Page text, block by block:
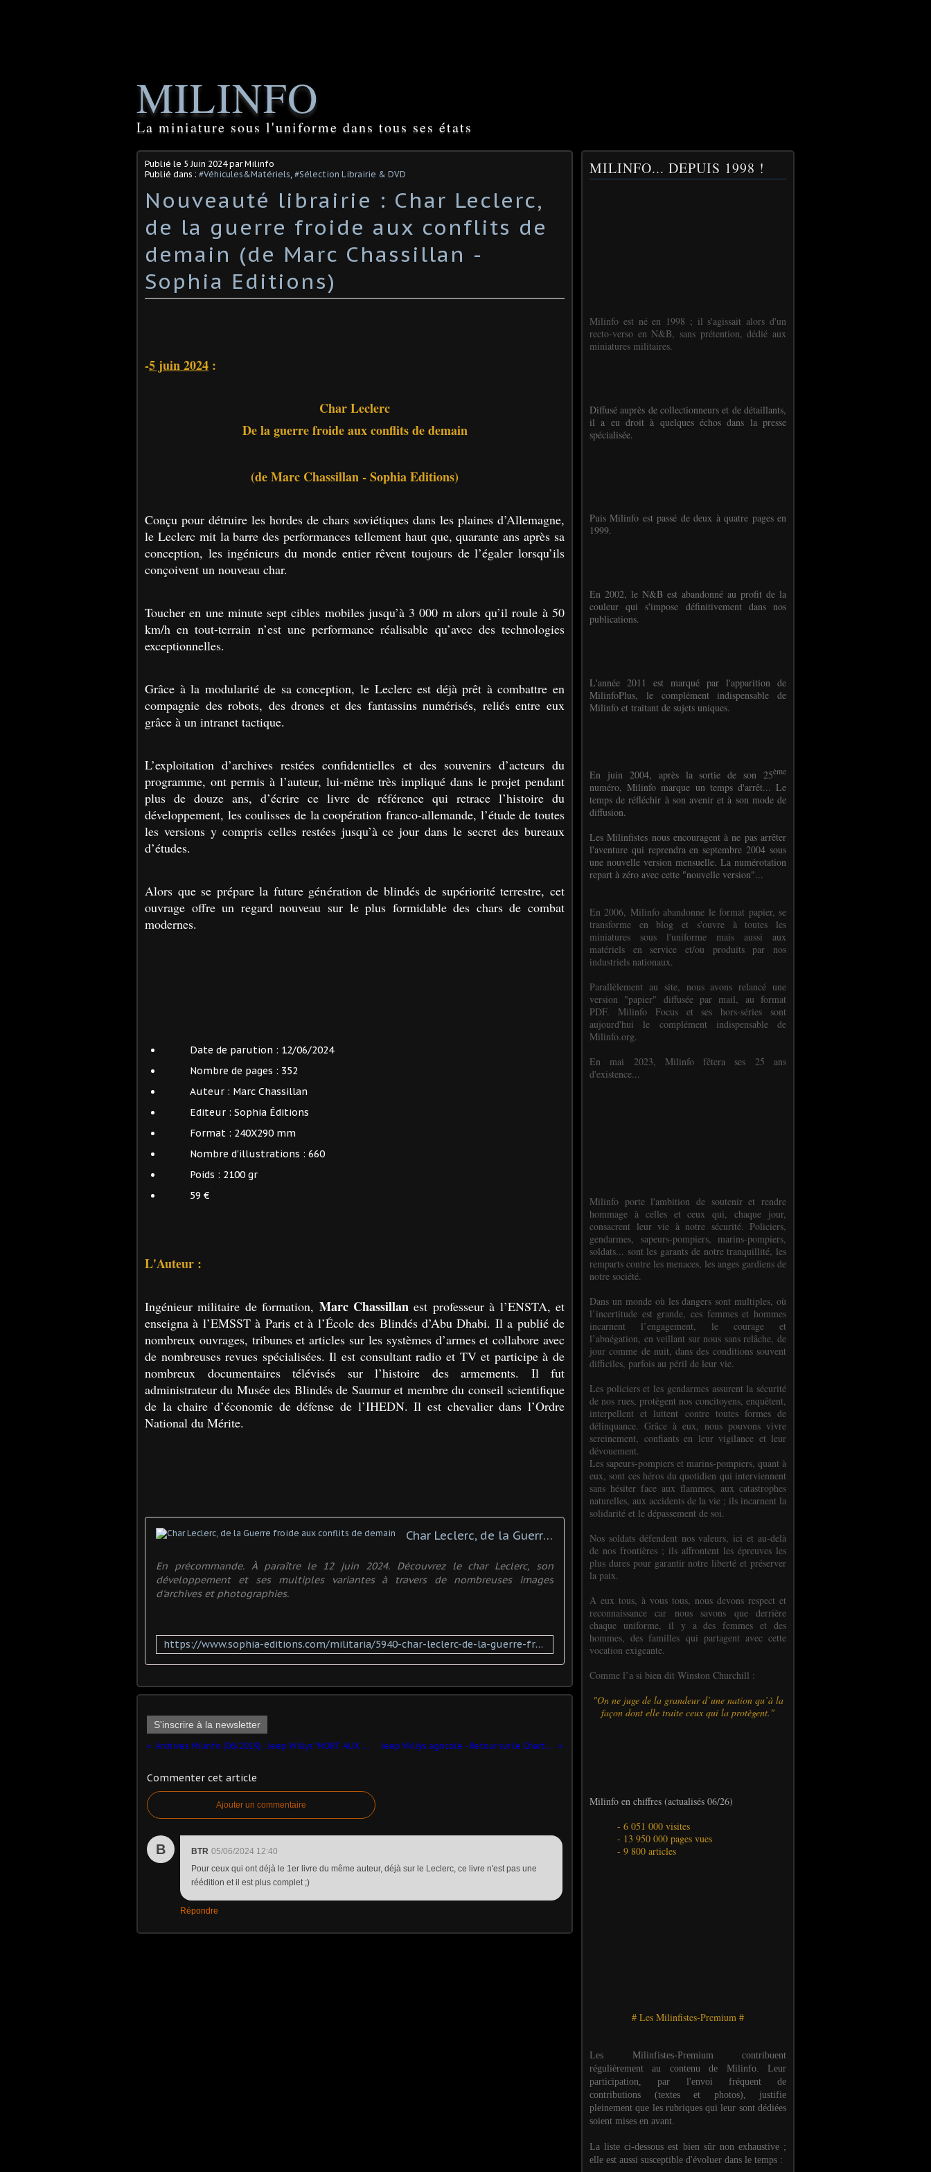
MILINFO
La miniature sous l'uniforme dans tous ses états
Publié le 5 Juin 2024par Milinfo
Publié dans : #Véhicules&Matériels, #Sélection Librairie & DVD
Nouveauté librairie : Char Leclerc,
de la guerre froide aux conflits de
demain (de Marc Chassillan -
Sophia Editions) ​
-5 juin 2024 :
Char Leclerc
De la guerre froide aux conflits de demain
(de Marc Chassillan - Sophia Editions)
Conçu pour détruire les hordes de chars soviétiques dans les plaines d’Allemagne,
le Leclerc mit la barre des performances tellement haut que, quarante ans après sa
conception, les ingénieurs du monde entier rêvent toujours de l’égaler lorsqu’ils
conçoivent un nouveau char.
Toucher en une minute sept cibles mobiles jusqu’à 3 000 m alors qu’il roule à 50
km/h en tout-terrain n’est une performance réalisable qu’avec des technologies
exceptionnelles.
Grâce à la modularité de sa conception, le Leclerc est déjà prêt à combattre en
compagnie des robots, des drones et des fantassins numérisés, reliés entre eux
grâce à un intranet tactique.
L’exploitation d’archives restées confidentielles et des souvenirs d’acteurs du
programme, ont permis à l’auteur, lui-même très impliqué dans le projet pendant
plus de douze ans, d’écrire ce livre de référence qui retrace l’histoire du
développement, les coulisses de la coopération franco-allemande, l’étude de toutes
les versions y compris celles restées jusqu’à ce jour dans le secret des bureaux
d’études.
Alors que se prépare la future génération de blindés de supériorité terrestre, cet
ouvrage offre un regard nouveau sur le plus formidable des chars de combat
modernes.
Date de parution : 12/06/2024
Nombre de pages : 352
Auteur : Marc Chassillan
Editeur : Sophia Éditions
Format : 240X290 mm
Nombre d'illustrations : 660
Poids : 2100 gr
59 €
L'Auteur :
Ingénieur militaire de formation, Marc Chassillan est professeur à l’ENSTA, et
enseigna à l’EMSST à Paris et à l’École des Blindés d’Abu Dhabi. Il a publié de
nombreux ouvrages, tribunes et articles sur les systèmes d’armes et collabore avec
de nombreuses revues spécialisées. Il est consultant radio et TV et participe à de
nombreux documentaires télévisés sur l’histoire des armements. Il fut
administrateur du Musée des Blindés de Saumur et membre du conseil scientifique
de la chaire d’économie de défense de l’IHEDN. Il est chevalier dans l’Ordre
National du Mérite.
Char Leclerc, de la Guerre froide aux conflits de demain
En précommande. À paraître le 12 juin 2024. Découvrez le char Leclerc, son
développement et ses multiples variantes à travers de nombreuses images
d'archives et photographies.
https://www.sophia-editions.com/militaria/5940-char-leclerc-de-la-guerre-froide-aux-conflits-de-demain-9782385140656.html
S'inscrire à la newsletter
Archives Milinfo (06/2019) : Jeep Willys "MORT AUX CONS" (Hobby Master - 1/48 - par Marc H) - complété Jeep Willys agricole - Retour sur le Chartrexpo Tractor show 2024 (Par Frédéric R.) ​
Commenter cet article
Ajouter un commentaire
B BTR 05/06/2024 12:40
Pour ceux qui ont déjà le 1er livre du même auteur, déjà sur le Leclerc, ce livre n'est pas une
réédition et il est plus complet ;)
Répondre
MILINFO... DEPUIS 1998 !
Milinfo est né en 1998 ; il s'agissait alors d'un
recto-verso en N&B, sans prétention, dédié aux
miniatures militaires.
Diffusé auprès de collectionneurs et de détaillants,
il a eu droit à quelques échos dans la presse
spécialisée.
Puis Milinfo est passé de deux à quatre pages en
1999.
En 2002, le N&B est abandonné au profit de la
couleur qui s'impose définitivement dans nos
publications.
L'année 2011 est marqué par l'apparition de
MilinfoPlus, le complément indispensable de
Milinfo et traitant de sujets uniques.
En juin 2004, après la sortie de son 25ème
numéro, Milinfo marque un temps d'arrêt... Le
temps de réfléchir à son avenir et à son mode de
diffusion.
Les Milinfistes nous encouragent à ne pas arrêter
l'aventure qui reprendra en septembre 2004 sous
une nouvelle version mensuelle. La numérotation
repart à zéro avec cette "nouvelle version"...
En 2006, Milinfo abandonne le format papier, se
transforme en blog et s'ouvre à toutes les
miniatures sous l'uniforme mais aussi aux
matériels en service et/ou produits par nos
industriels nationaux.
Parallèlement au site, nous avons relancé une
version "papier" diffusée par mail, au format
PDF. Milinfo Focus et ses hors-séries sont
aujourd'hui le complément indispensable de
Milinfo.org.
En mai 2023, Milinfo fêtera ses 25 ans
d'existence...
Milinfo porte l'ambition de soutenir et rendre
hommage à celles et ceux qui, chaque jour,
consacrent leur vie à notre sécurité. Policiers,
gendarmes, sapeurs-pompiers, marins-pompiers,
soldats... sont les garants de notre tranquillité, les
remparts contre les menaces, les anges gardiens de
notre société.
Dans un monde où les dangers sont multiples, où
l’incertitude est grande, ces femmes et hommes
incarnent l’engagement, le courage et
l’abnégation, en veillant sur nous sans relâche, de
jour comme de nuit, dans des conditions souvent
difficiles, parfois au péril de leur vie.
Les policiers et les gendarmes assurent la sécurité
de nos rues, protègent nos concitoyens, enquêtent,
interpellent et luttent contre toutes formes de
délinquance. Grâce à eux, nous pouvons vivre
sereinement, confiants en leur vigilance et leur
dévouement.
Les sapeurs-pompiers et marins-pompiers, quant à
eux, sont ces héros du quotidien qui interviennent
sans hésiter face aux flammes, aux catastrophes
naturelles, aux accidents de la vie ; ils incarnent la
solidarité et le dépassement de soi.
Nos soldats défendent nos valeurs, ici et au-delà
de nos frontières ; ils affrontent les épreuves les
plus dures pour garantir notre liberté et préserver
la paix.
À eux tous, à vous tous, nous devons respect et
reconnaissance car nous savons que derrière
chaque uniforme, il y a des femmes et des
hommes, des familles qui partagent avec cette
vocation exigeante.
Comme l’a si bien dit Winston Churchill :
"On ne juge de la grandeur d’une nation qu’à la
façon dont elle traite ceux qui la protègent."
Milinfo en chiffres (actualisés 06/26)
- 6 051 000 visites
- 13 950 000 pages vues
- 9 800 articles
# Les Milinfistes-Premium #
Les Milinfistes-Premium contribuent
régulièrement au contenu de Milinfo. Leur
participation, par l'envoi fréquent de
contributions (textes et photos), justifie
pleinement que les rubriques qui leur sont dédiées
soient mises en avant.
La liste ci-dessous est bien sûr non exhaustive ;
elle est aussi susceptible d'évoluer dans le temps :